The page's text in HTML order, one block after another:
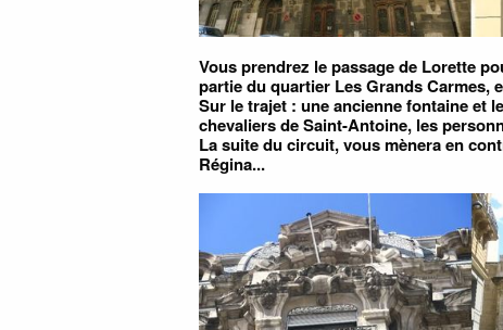
Vous prendrez le passage de Lorette
partie du quartier Les Grands Carmes,
Sur le trajet : une ancienne fontaine et
chevaliers de Saint-Antoine, les
La suite du circuit, vous mènera en
Régina...